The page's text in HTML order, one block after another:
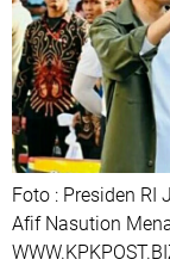
Foto : Presiden
Afif Nasution